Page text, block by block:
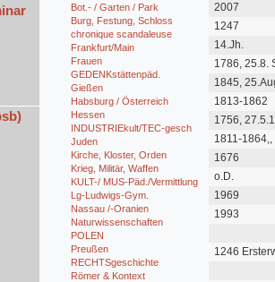
Bot.- / Garten / Park
Burg, Festung, Schloss
chronique scandaleuse
Frankfurt/Main
Frauen
GEDENKstättenpäd.
Gießen
Habsburg / Österreich
Hessen
INDUSTRIEkult/TEC-gesch
Juden
Kirche, Kloster, Orden
Krieg, Militär, Waffen
KULT-/ MUS-Päd./Vermittlung
Lg-Ludwigs-Gym.
Nassau /-Oranien
Naturwissenschaften
POLEN
Preußen
RECHTSgeschichte
Römer & Kontext
2007
1247
14.Jh.
1786, 25.8.
1848 ab.
1845,
bei
13.Juni,
Starnberger
1813-1862
1756,
12./13.10.
1811-
1676
o.D.
1969
1993
1246